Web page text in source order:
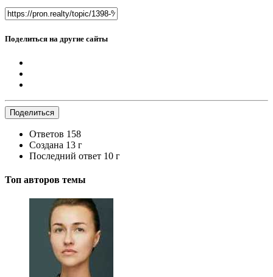
Поделиться на другие сайты
Поделиться
Ответов 158
Создана 13 г
Последний ответ 10 г
Топ авторов темы